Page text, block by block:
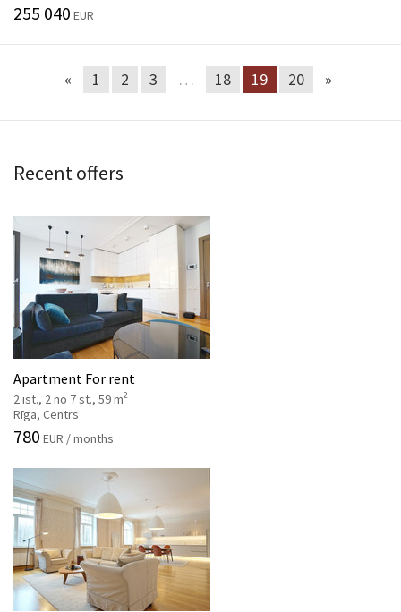
255 040 EUR
« 1 2 3 … 18 19 20 »
Recent offers
Apartment For rent
2 ist., 2 no 7 st., 59 m2
Rīga, Centrs
780 EUR / months